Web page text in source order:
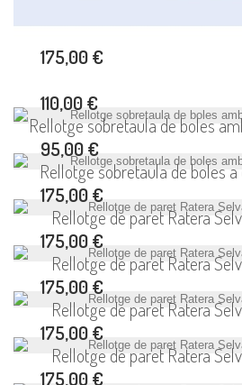
175,00 €
Rellotge sobretaula de boles
110,00 €
Rellotge sobretaula de boles a
95,00 €
Rellotge de paret Ratera
175,00 €
Rellotge de paret Ratera
175,00 €
Rellotge de paret Ratera
175,00 €
Rellotge de paret Ratera
175,00 €
175,00 €